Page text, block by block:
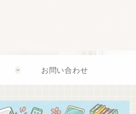
お問い合わせ